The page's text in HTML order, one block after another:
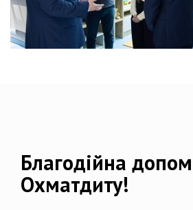
Благодійна
Охматдиту!